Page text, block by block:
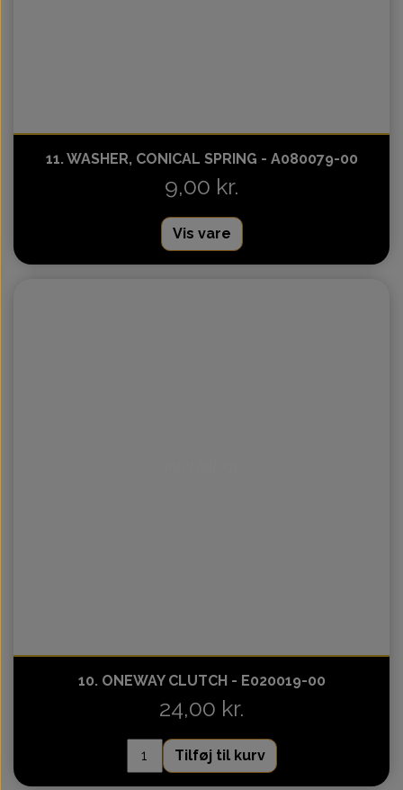
11. WASHER, CONICAL SPRING - A080079-00
9,00 kr.
Vis vare
10. ONEWAY CLUTCH - E020019-00
24,00 kr.
Tilføj til kurv